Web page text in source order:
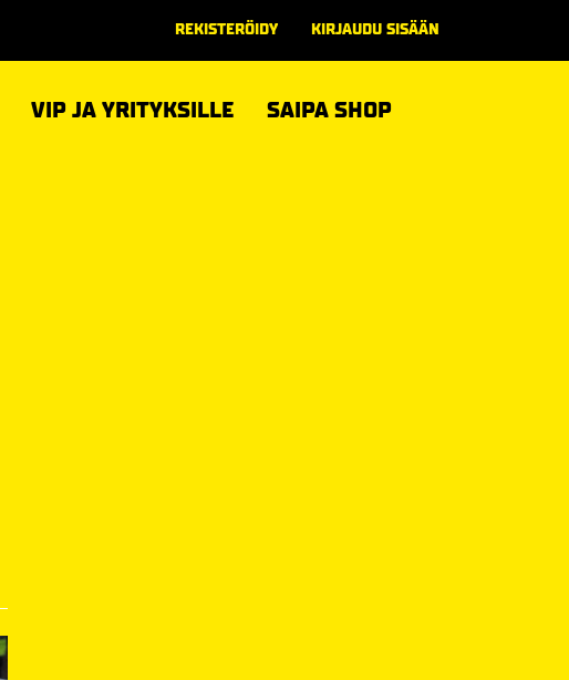
REKISTERÖIDY KIRJAUDU SISÄÄN
VIP JA YRITYKSILLE SAIPA SHOP